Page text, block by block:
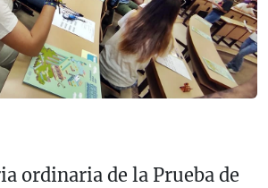
ordinaria de la Prueba de